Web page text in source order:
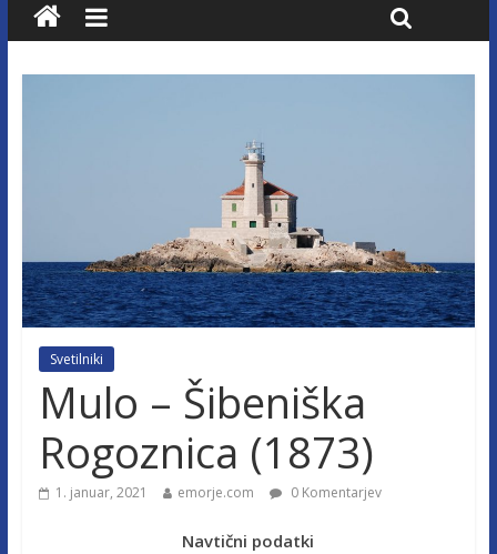
Svetilniki
Mulo – Šibeniška
Rogoznica (1873)
1. januar, 2021 emorje.com 0 Komentarjev
Navtični podatki